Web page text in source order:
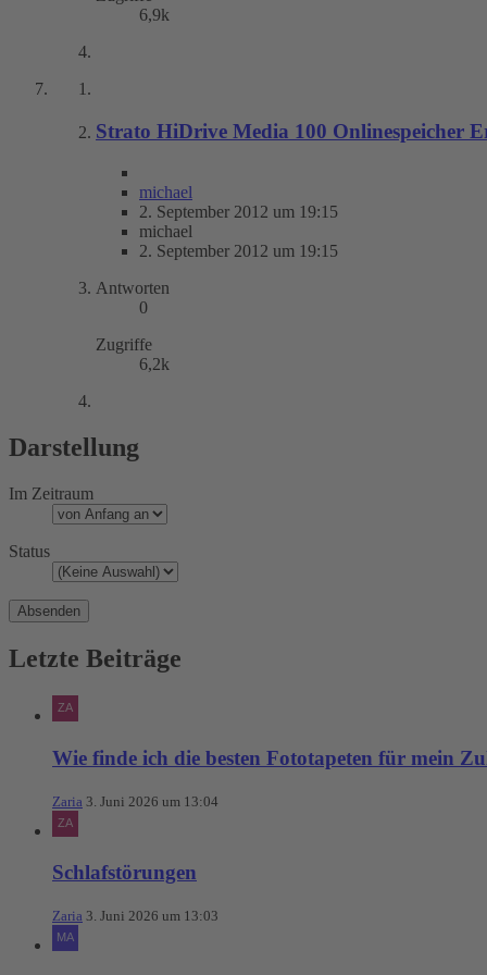
6,9k
Strato HiDrive Media 100 Onlinespeicher
michael
2. September 2012 um 19:15
michael
2. September 2012 um 19:15
Antworten
0
Zugriffe
6,2k
Darstellung
Im Zeitraum
Status
Letzte Beiträge
Wie finde ich die besten Fototapeten für mein
Zaria 3. Juni 2026 um 13:04
Schlafstörungen
Zaria 3. Juni 2026 um 13:03